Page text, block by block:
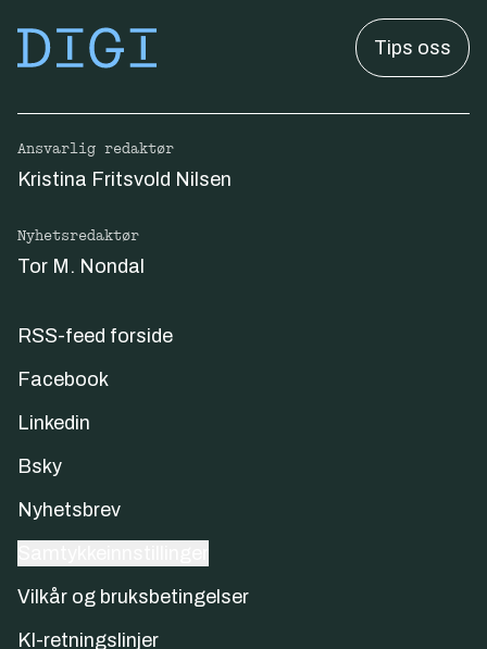
Tips oss
Ansvarlig redaktør
Kristina Fritsvold Nilsen
Nyhetsredaktør
Tor M. Nondal
RSS-feed forside
Facebook
Linkedin
Bsky
Nyhetsbrev
Vilkår og bruksbetingelser
KI-retningslinjer